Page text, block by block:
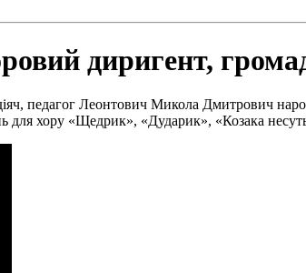
диригент,
педагог Леонтович Микола Дмитрович
для хору «Щедрик», «Дударик», «Козака